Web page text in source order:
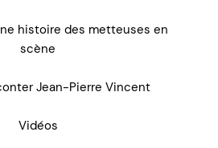
histoire des metteuses en
scène
Jean-Pierre Vincent
Vidéos